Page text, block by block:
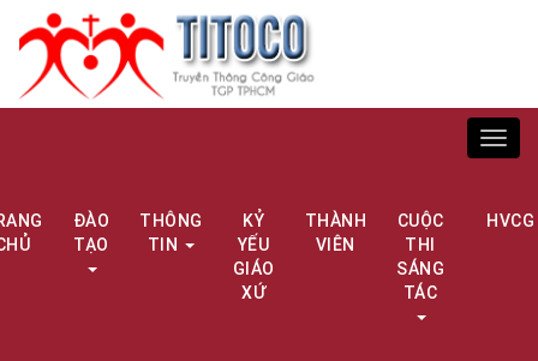
ĐÀO
TẠO
THÔNG
TIN
KỶ
YẾU
GIÁO
XỨ
THÀNH
VIÊN
CUỘC
THI
SÁNG
TÁC
HVCG